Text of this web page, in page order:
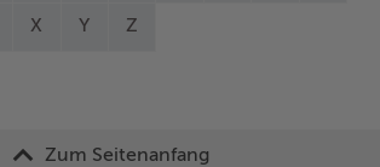
X Y Z
Zum Seitenanfang